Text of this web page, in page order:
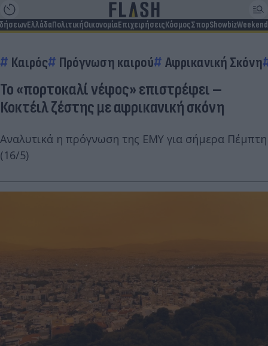
ΕλλάδαΠολιτικήΟικονομίαΕπιχειρήσειςΚόσμοςΣπορShowbizWeekend
Καιρός Πρόγνωση καιρού Αφρικανική Σκόνη
Το «πορτοκαλί νέφος» επιστρέφει –
Κοκτέιλ ζέστης με αφρικανική σκόνη
Αναλυτικά η πρόγνωση της ΕΜΥ για σήμερα Πέμπτη
(16/5)